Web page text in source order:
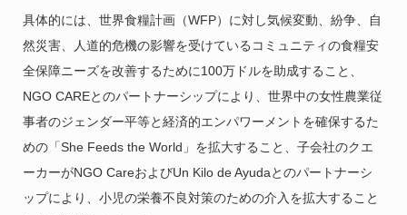
具体的には、世界食糧計画（WFP）に対し気候変動、紛争、自
然災害、人道的危機の影響を受けているコミュニティの食糧安
全保障ニーズを改善するために100万ドルを助成すること、
NGO CAREとのパートナーシップにより、世界中の女性農業従
事者のジェンダー平等と経済的エンパワーメントを確保するた
めの「She Feeds the World」を拡大すること、子会社のクエ
ーカーがNGO CareおよびUn Kilo de Ayudaとのパートナーシ
ップにより、小児の栄養不良対策のための介入を拡大すること